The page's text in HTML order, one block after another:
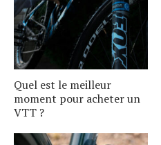
Quel est le meilleur
moment pour acheter un
VTT ?